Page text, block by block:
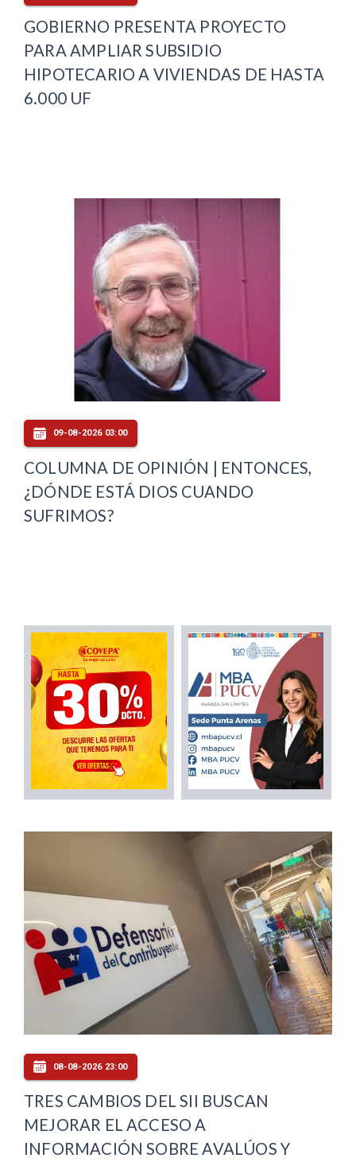
GOBIERNO PRESENTA PROYECTO
PARA AMPLIAR SUBSIDIO
HIPOTECARIO A VIVIENDAS DE HASTA
6.000 UF
09-08-2026 03:00
COLUMNA DE OPINIÓN | ENTONCES,
¿DÓNDE ESTÁ DIOS CUANDO
SUFRIMOS?
08-08-2026 23:00
TRES CAMBIOS DEL SII BUSCAN
MEJORAR EL ACCESO A
INFORMACIÓN SOBRE AVALÚOS Y